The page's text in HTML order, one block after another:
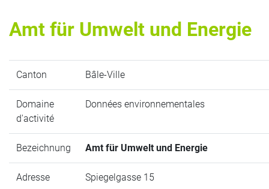
Amt für Umwelt und Energie
Canton Bâle-Ville
Domaine
d'activité
Données environnementales
Bezeichnung Amt für Umwelt und Energie
Adresse Spiegelgasse 15